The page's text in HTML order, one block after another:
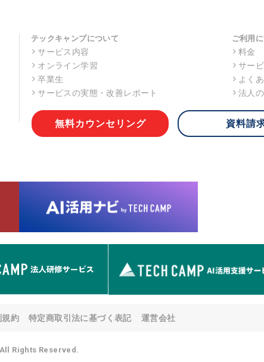
5. 個人情報取扱いの委託
当社は事業運営上、前項利用目的の範囲に限って個人情報を外
託することがあります。この場合、個人情報保護水準の高い委
選定し、個人情報の適正管理・機密保持についての契約を交わ
6. 個人情報の開示等の請求 ご本人様は、当社に対してご自身の
情報の開示等(利用目的の通知、開示、内容の訂正・追加・削
す。ただし、申請が本人確認が不可能な場合や、個人情報保護
す。 なお、アクセスログなどの個人情報以外の情報については
【お問合せ窓口】
株式会社div 個人情報問合せ窓口
〒107-0052 東京都港区赤坂8-4-14 青山タワープレイス6階
メールアドレス:privacy_policy@di-v.co.jp
ご本人様が当社に個人情報を提供されるかどうかは任意による
テックキャンプについて
サービス内容
オンライン学習
卒業生
サービスの実態・改善レポート
ご利用
料金
サー
よく
法人
無料カウンセリング 資料請
規約 特定商取引法に基づく表記 運営会社
Rights Reserved.